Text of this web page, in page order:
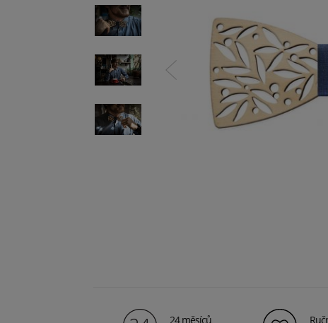
24 měsíců